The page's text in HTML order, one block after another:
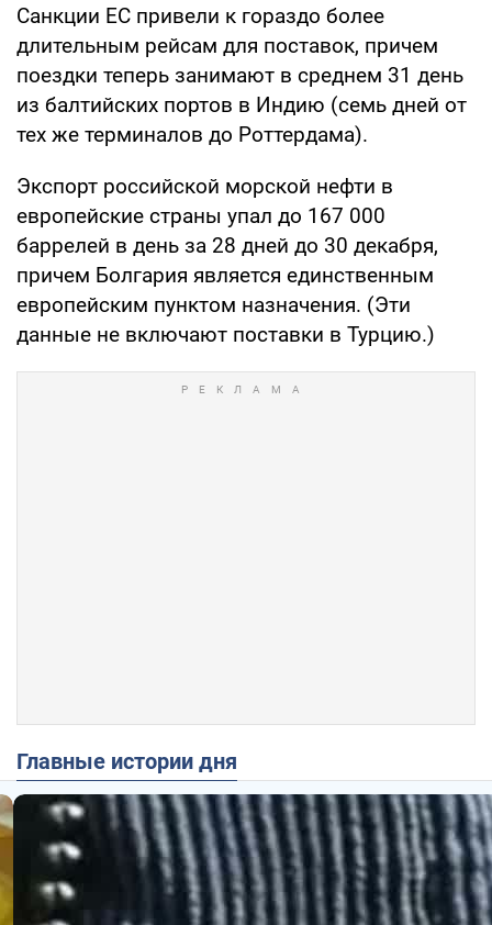
Санкции ЕС привели к гораздо более
длительным рейсам для поставок, причем
поездки теперь занимают в среднем 31 день
из балтийских портов в Индию (семь дней от
тех же терминалов до Роттердама).
Экспорт российской морской нефти в
европейские страны упал до 167 000
баррелей в день за 28 дней до 30 декабря,
причем Болгария является единственным
европейским пунктом назначения. (Эти
данные не включают поставки в Турцию.)
Главные истории дня